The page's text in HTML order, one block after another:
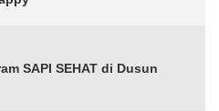
SAPI SEHAT di Dusun